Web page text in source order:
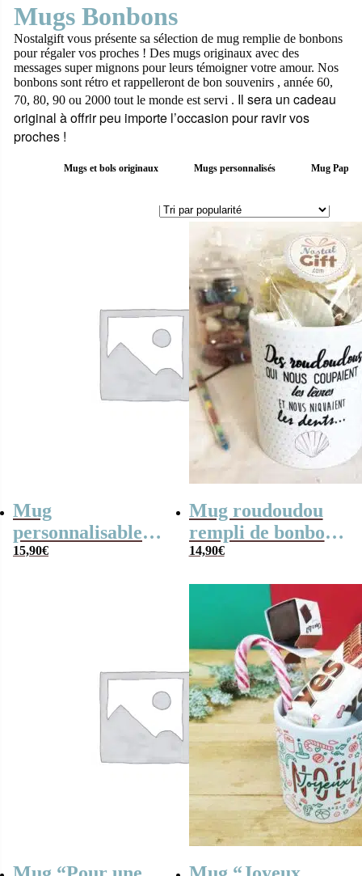
Mugs Bonbons
Nostalgift vous présente sa sélection de mug remplie de bonbons
pour régaler vos proches ! Des mugs originaux avec des
messages super mignons pour leurs témoigner votre amour. Nos
bonbons sont rétro et rappelleront de bon souvenirs , année 60,
70, 80, 90 ou 2000 tout le monde est servi . Il sera un cadeau
original à offrir peu importe l’occasion pour ravir vos
proches !
Mugs et bols originaux Mugs personnalisés Mug Papa
Mug
personnalisable
“Je suis un papa
15,90€
Mug roudoudou
rempli de bonbons
rétro
14,90€